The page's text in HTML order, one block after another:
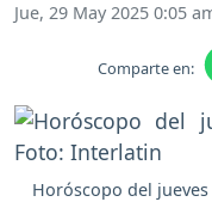
Jue, 29 May 2025 0:05
Comparte en:
Horóscopo del